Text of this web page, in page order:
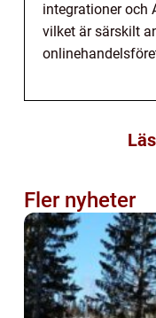
integrationer och
vilket är särskilt
Fler nyheter